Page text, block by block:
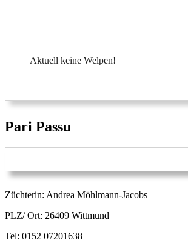
Aktuell keine Welpen!
Pari Passu
Züchterin: Andrea Möhlmann-Jacobs
PLZ/ Ort: 26409 Wittmund
Tel: 0152 07201638